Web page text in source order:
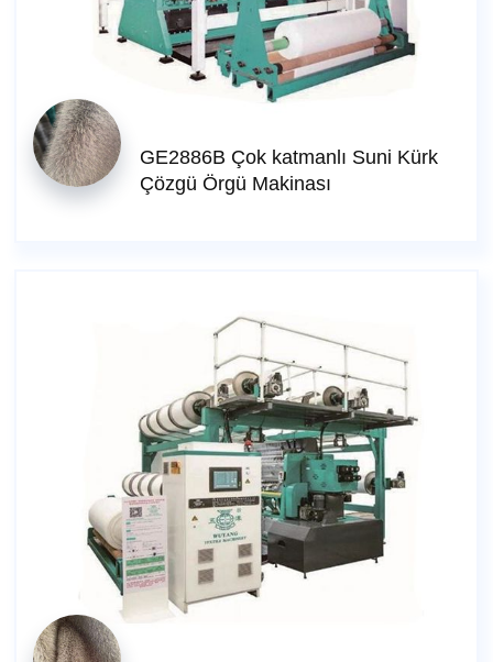
GE2886B Çok katmanlı Suni Kürk
Çözgü Örgü Makinası